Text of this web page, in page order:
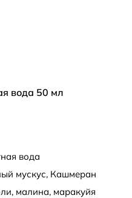
вода 50 мл
вода
мускус, Кашмеран
малина, маракуйя